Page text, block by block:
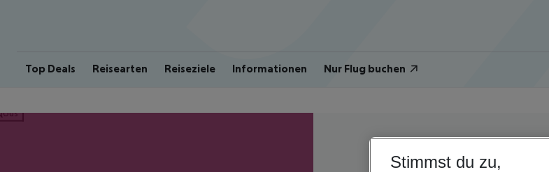
Top Deals Reisearten Reiseziele Informationen Nur Flug buchen
Stimmst du zu,